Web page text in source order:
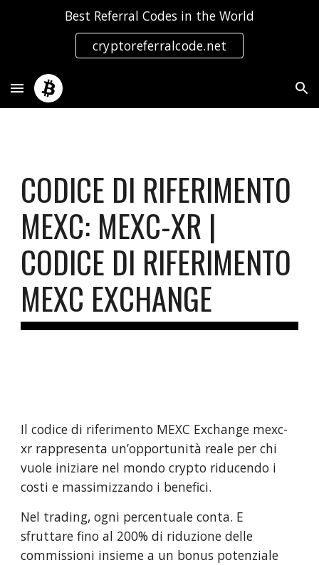
Best Referral Codes in the World
cryptoreferralcode.net
CODICE DI RIFERIMENTO
MEXC: MEXC-XR |
CODICE DI RIFERIMENTO
MEXC EXCHANGE
Il codice di riferimento MEXC Exchange mexc-
xr rappresenta un’opportunità reale per chi
vuole iniziare nel mondo crypto riducendo i
costi e massimizzando i benefici.
Nel trading, ogni percentuale conta. E
sfruttare fino al 200% di riduzione delle
commissioni insieme a un bonus potenziale